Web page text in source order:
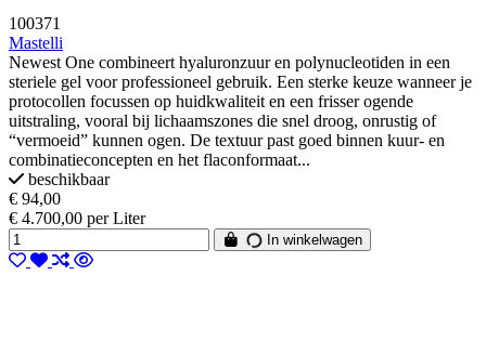
100371
Mastelli
Newest One combineert hyaluronzuur en polynucleotiden in een
steriele gel voor professioneel gebruik. Een sterke keuze wanneer je
protocollen focussen op huidkwaliteit en een frisser ogende
uitstraling, vooral bij lichaamszones die snel droog, onrustig of
“vermoeid” kunnen ogen. De textuur past goed binnen kuur- en
combinatieconcepten en het flaconformaat...
beschikbaar
€ 94,00
€ 4.700,00 per Liter
In winkelwagen